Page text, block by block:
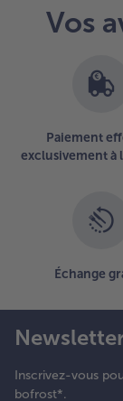
Vos
Paiement
exclusivement à
Échange
Inscrivez-vous
bofrost*.